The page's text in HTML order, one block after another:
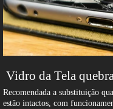
Vidro da Tela
Recomendada a substituição
estão intactos, com